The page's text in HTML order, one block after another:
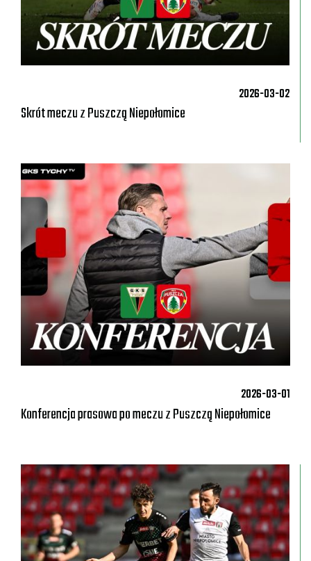
2026-03-02
Skrót meczu z Puszczą Niepołomice
2026-03-01
Konferencja prasowa po meczu z Puszczą Niepołomice